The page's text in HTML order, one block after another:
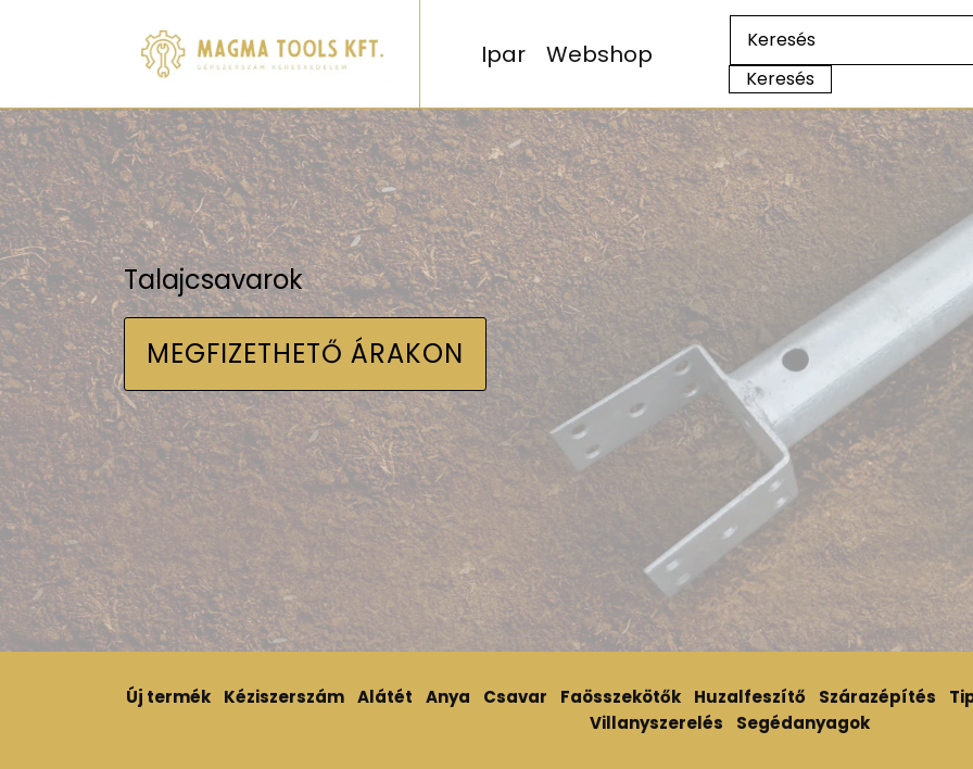
Ipar Webshop
Talajcsavarok
MEGFIZETHETŐ ÁRAKON
Új termék Kéziszerszám Alátét Anya Csavar Faösszekötők Huzalfeszítő Szárazépítés
Villanyszerelés
Segédanyagok